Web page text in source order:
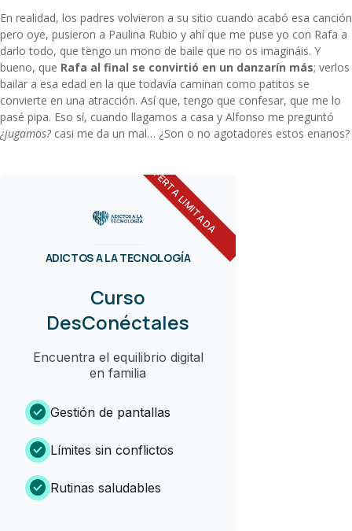
En realidad, los padres volvieron a su sitio cuando acabó esa canción
pero oye, pusieron a Paulina Rubio y ahí que me puse yo con Rafa a
darlo todo, que tengo un mono de baile que no os imagináis. Y
bueno, que Rafa al final se convirtió en un danzarín más; verlos
bailar a esa edad en la que todavía caminan como patitos se
convierte en una atracción. Así que, tengo que confesar, que me lo
pasé pipa. Eso sí, cuando llagamos a casa y Alfonso me preguntó
¿jugamos?casi me da un mal… ¿Son o no agotadores estos enanos?
OFERTA LIMITADA
ADICTOS A LA TECNOLOGÍA
Curso
DesConéctales
Encuentra el equilibrio digital
en familia
check_circle Gestión de pantallas
check_circle Límites sin conflictos
check_circle Rutinas saludables